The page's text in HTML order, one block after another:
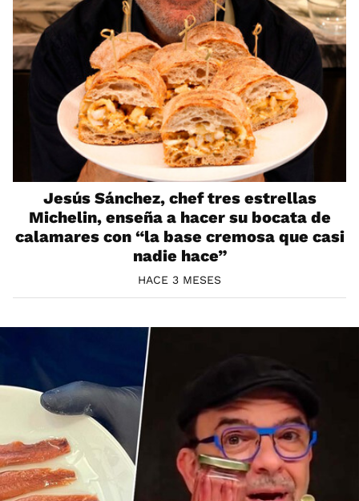
Jesús Sánchez, chef tres estrellas
Michelin, enseña a hacer su bocata de
calamares con “la base cremosa que casi
nadie hace”
HACE 3 MESES